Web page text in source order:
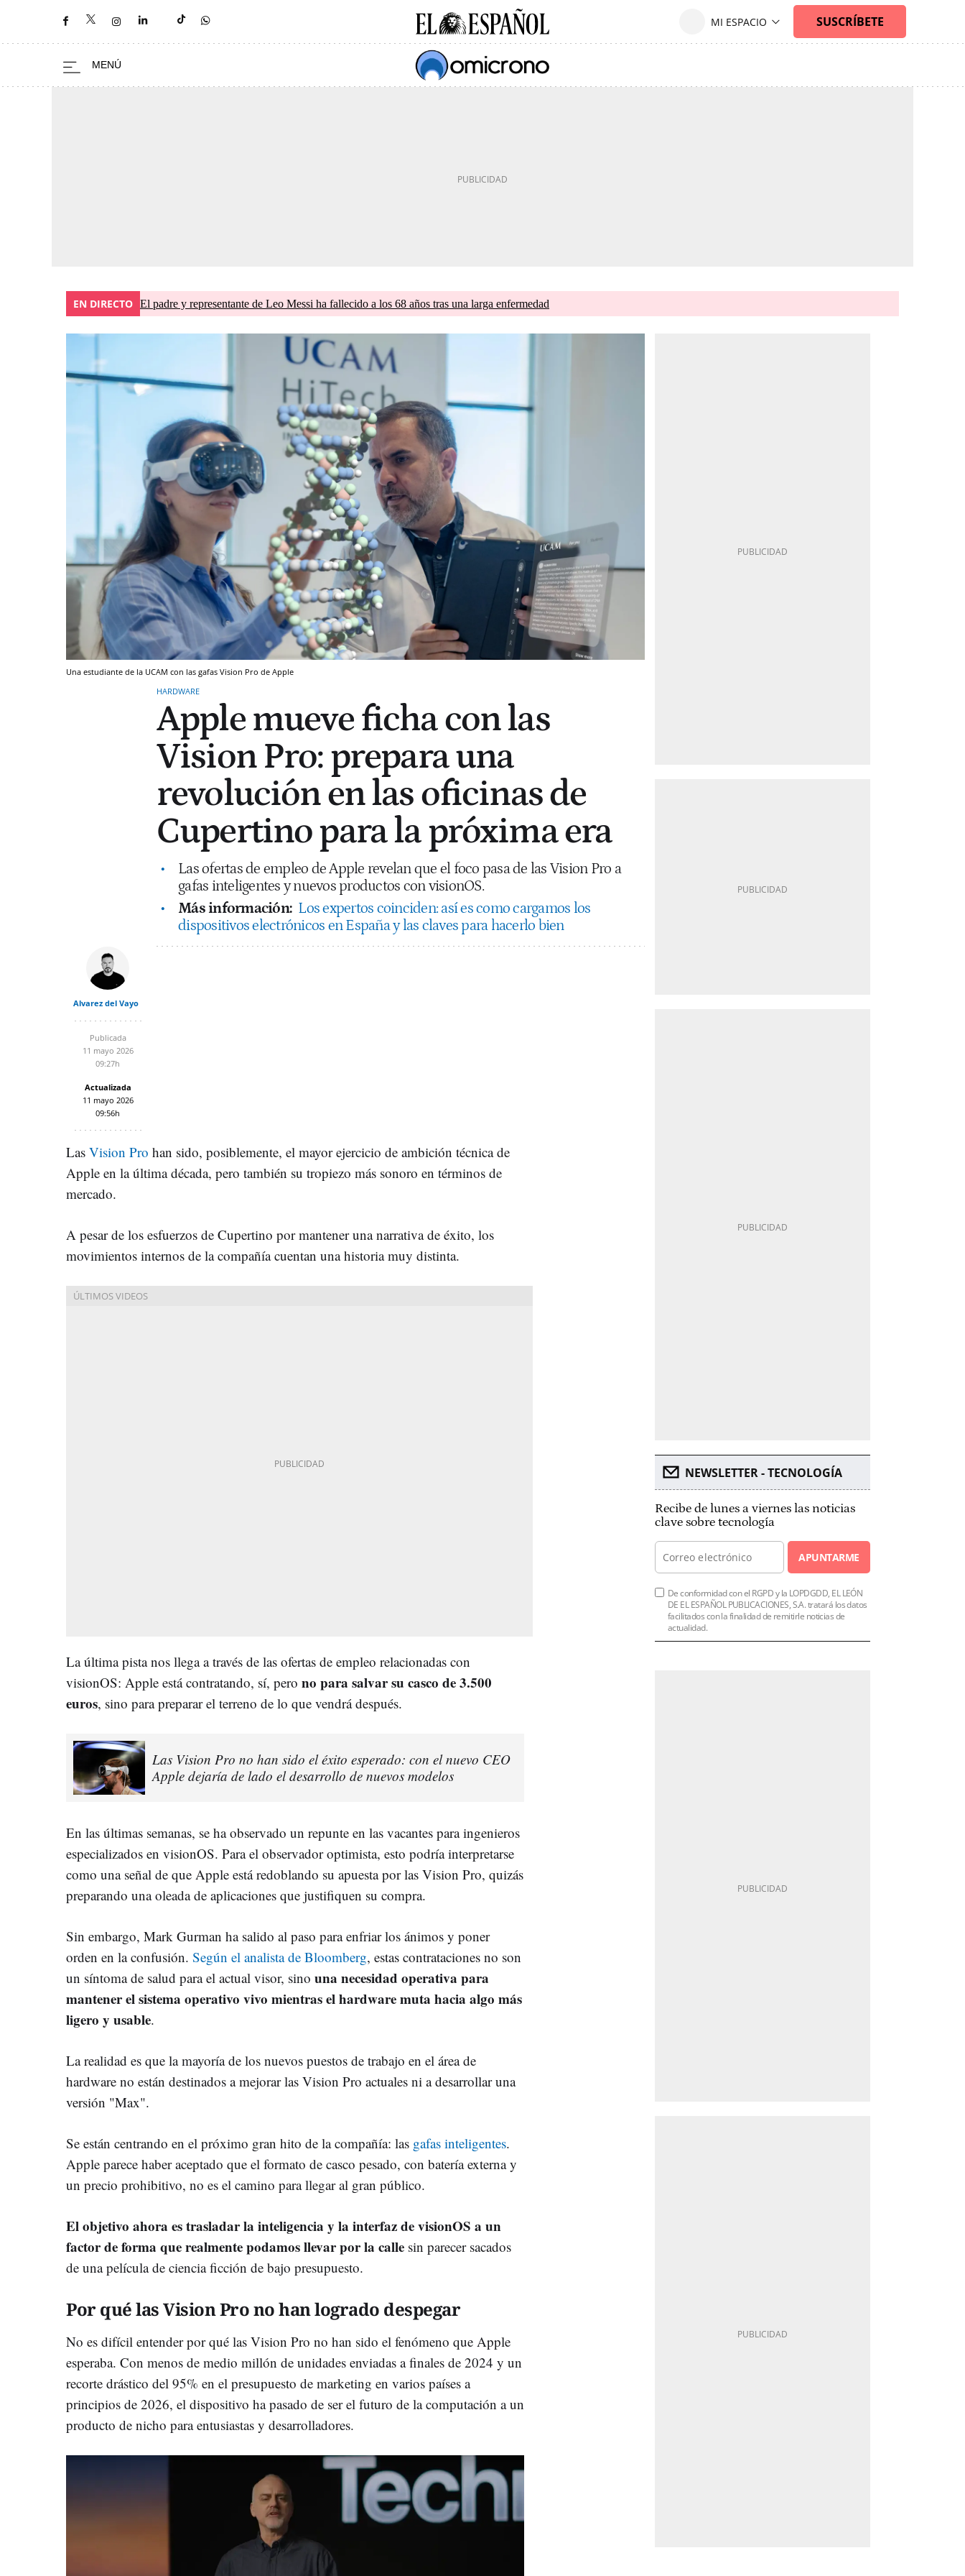
EN DIRECTO El padre y representante de Leo Messi ha fallecido a los 68 años tras una larga enfermedad
Una estudiante de la UCAM con las gafas Vision Pro de Apple
HARDWARE
Apple mueve ficha con las
Vision Pro: prepara una
revolución en las oficinas de
Cupertino para la próxima era
Las ofertas de empleo de Apple revelan que el foco pasa de las Vision Pro a
gafas inteligentes y nuevos productos con visionOS.
Más información: Los expertos coinciden: así es como cargamos los
dispositivos electrónicos en España y las claves para hacerlo bien
Alvarez del Vayo
Publicada
11 mayo 2026
09:27h
Actualizada
11 mayo 2026
09:56h
Las Vision Pro han sido, posiblemente, el mayor ejercicio de ambición técnica de
Apple en la última década, pero también su tropiezo más sonoro en términos de
mercado.
A pesar de los esfuerzos de Cupertino por mantener una narrativa de éxito, los
movimientos internos de la compañía cuentan una historia muy distinta.
La última pista nos llega a través de las ofertas de empleo relacionadas con
visionOS: Apple está contratando, sí, pero no para salvar su casco de 3.500
euros, sino para preparar el terreno de lo que vendrá después.
Las Vision Pro no han sido el éxito esperado: con el nuevo CEO
Apple dejaría de lado el desarrollo de nuevos modelos
En las últimas semanas, se ha observado un repunte en las vacantes para ingenieros
especializados en visionOS. Para el observador optimista, esto podría interpretarse
como una señal de que Apple está redoblando su apuesta por las Vision Pro, quizás
preparando una oleada de aplicaciones que justifiquen su compra.
Sin embargo, Mark Gurman ha salido al paso para enfriar los ánimos y poner
orden en la confusión. Según el analista de Bloomberg, estas contrataciones no son
un síntoma de salud para el actual visor, sino una necesidad operativa para
mantener el sistema operativo vivo mientras el hardware muta hacia algo más
ligero y usable.
La realidad es que la mayoría de los nuevos puestos de trabajo en el área de
hardware no están destinados a mejorar las Vision Pro actuales ni a desarrollar una
versión "Max".
Se están centrando en el próximo gran hito de la compañía: las gafas inteligentes.
Apple parece haber aceptado que el formato de casco pesado, con batería externa y
un precio prohibitivo, no es el camino para llegar al gran público.
El objetivo ahora es trasladar la inteligencia y la interfaz de visionOS a un
factor de forma que realmente podamos llevar por la calle sin parecer sacados
de una película de ciencia ficción de bajo presupuesto.
Por qué las Vision Pro no han logrado despegar
No es difícil entender por qué las Vision Pro no han sido el fenómeno que Apple
esperaba. Con menos de medio millón de unidades enviadas a finales de 2024 y un
recorte drástico del 95% en el presupuesto de marketing en varios países a
principios de 2026, el dispositivo ha pasado de ser el futuro de la computación a un
producto de nicho para entusiastas y desarrolladores.
NEWSLETTER - TECNOLOGÍA
Recibe de lunes a viernes las noticias
clave sobre tecnología
APUNTARME
De conformidad con el RGPD y la LOPDGDD, EL LEÓN
DE EL ESPAÑOL PUBLICACIONES, S.A. tratará los datos
facilitados con la finalidad de remitirle noticias de
actualidad.